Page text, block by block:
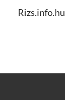
Rizs.info.hu